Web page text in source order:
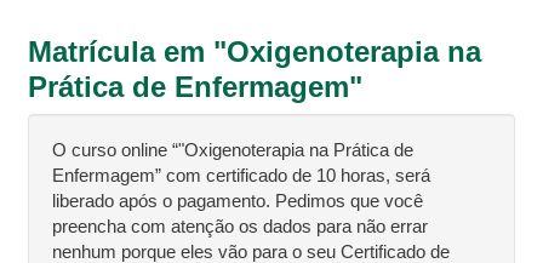
Matrícula em "Oxigenoterapia na
Prática de Enfermagem"
O curso online “"Oxigenoterapia na Prática de
Enfermagem” com certificado de 10 horas, será
liberado após o pagamento. Pedimos que você
preencha com atenção os dados para não errar
nenhum porque eles vão para o seu Certificado de